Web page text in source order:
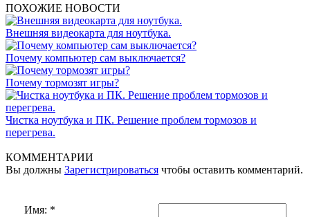
ПОХОЖИЕ НОВОСТИ
Внешняя видеокарта для ноутбука.
Почему компьютер сам выключается?
Почему тормозят игры?
Чистка ноутбука и ПК. Решение проблем тормозов и
перегрева.
КОММЕНТАРИИ
Вы должны Зарегистрироваться чтобы оставить комментарий.
Имя: *